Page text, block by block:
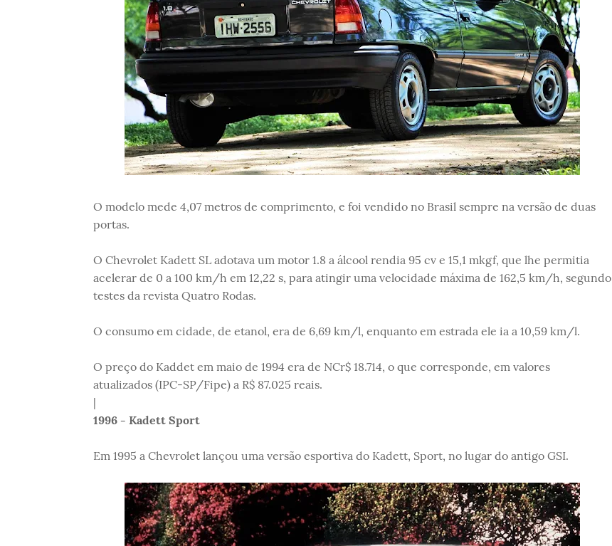
O modelo mede 4,07 metros de comprimento, e foi vendido no Brasil sempre na versão de duas
portas.
O Chevrolet Kadett SL adotava um motor 1.8 a álcool rendia 95 cv e 15,1 mkgf, que lhe permitia
acelerar de 0 a 100 km/h em 12,22 s, para atingir uma velocidade máxima de 162,5 km/h, segundo
testes da revista Quatro Rodas.
O consumo em cidade, de etanol, era de 6,69 km/l, enquanto em estrada ele ia a 10,59 km/l.
O preço do Kaddet em maio de 1994 era de NCr$ 18.714, o que corresponde, em valores
atualizados (IPC-SP/Fipe) a R$ 87.025 reais.
|
1996 - Kadett Sport
Em 1995 a Chevrolet lançou uma versão esportiva do Kadett, Sport, no lugar do antigo GSI.